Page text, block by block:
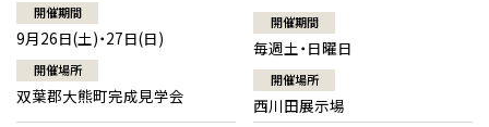
開催期間
9月26日(土)・27日(日)
開催場所
双葉郡大熊町完成見学会
開催期間
毎週土・日曜日
開催場所
西川田展示場